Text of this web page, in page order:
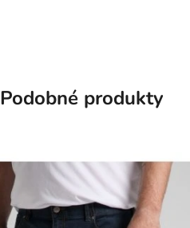
Podobné produkty